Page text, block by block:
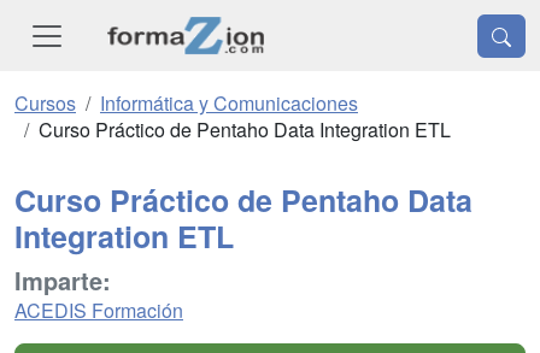
Cursos
Informática y Comunicaciones
Curso Práctico de Pentaho Data Integration ETL
Curso Práctico de Pentaho Data
Integration ETL
Imparte:
ACEDIS Formación